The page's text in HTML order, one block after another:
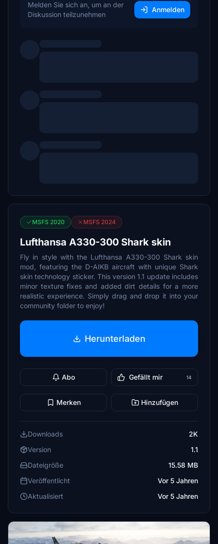
Melden Sie sich an, um an der
Diskussion teilzunehmen
Anmelden
MSFS 2020 MSFS 2024
Lufthansa A330-300 Shark skin
Fly in style with the Lufthansa A330-300 Shark skin
mod, featuring the D-AIKB aircraft with unique Shark
skin technology sticker. This version 1.1 update includes
minor texture fixes and added dirt details for a more
realistic experience. Simply drag and drop it into your
community folder to enjoy!
Herunterladen
Abo Gefällt mir 14
Merken Hinzufügen
Downloads
2K
Version
1.1
Dateigröße
15.58 MB
Veröffentlicht
Vor 5 Jahren
Aktualisiert
Vor 5 Jahren